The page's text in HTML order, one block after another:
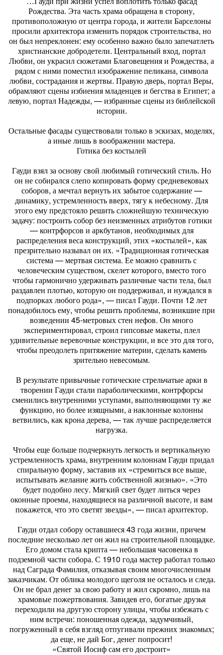
Рождества. Эта часть храма обращена в сторону,
противоположную от центра города, и жители Барселоны
просили архитектора изменить порядок строительства, но
он был непреклонен: ему особенно важно было запечатлеть
христианские добродетели. Центральный вход, портал
Любви, он украсил сюжетами Благовещения и Рождества, а
рядом с ними поместил изображение пеликана, символа
любви, сострадания и жертвы. Правую дверь, портал Веры,
обрамляют сцены избиения младенцев и бегства в Египет; а
левую, портал Надежды, — избранные сцены из библейской
истории.
Остальные фасады существовали только в эскизах, моделях,
а иные лишь в воображении мастера.
Готика без костылей
Гауди взял за основу свой любимый готический стиль. Но
он не собирался слепо копировать форму средневековых
соборов, а мечтал вернуть их забытое содержание —
динамику, устремленность вверх, тягу к небесному. Для
этого ему предстояло решить сложнейшую техническую
задачу: построить собор без неизменных атрибутов готики
— контрфорсов и аркбутанов, необходимых для
распределения веса конструкций, этих «костылей», как
презрительно называл он их. «Традиционная готическая
система — мертвая система. Ее можно сравнить с
человеческим существом, скелет которого, вместо того
чтобы гармонично удерживать различные части тела, был
раздавлен плотью, которую он поддерживал, и нуждался в
подпорках любого рода», — писал Гауди. Почти 12 лет
понадобилось ему, чтобы решить проблемы, возникшие при
возведении 45-метровых стен нефов. Он много
экспериментировал, строил гипсовые макеты, плел
удивительные веревочные конструкции, и все это для того,
чтобы преодолеть притяжение материи, сделать камень
зрительно невесомым.
В результате привычные готические стрельчатые арки в
творении Гауди стали параболическими, контрфорсы
сменились внутренними уступами, выполняющими ту же
функцию, но более изящными, а наклонные колонны
ветвились, как крона дерева, — так лучше распределяется
нагрузка.
Чтобы еще больше подчеркнуть легкость и вертикальную
устремленность храма, внутренним колоннам Гауди придал
спиральную форму, заставив их «стремиться все выше,
испытывать желание жить собственной жизнью». «Это
будет подобно лесу. Мягкий свет будет литься через
оконные проемы, находящиеся на различной высоте, и вам
покажется, что это светят звезды», — писал архитектор.
Гауди отдал собору оставшиеся 43 года жизни, причем
последние несколько лет он жил на строительной площадке.
Его домом стала крипта — небольшая часовенка в
подземной части собора. С 1910 года мастер работал только
над Саграда Фамилия, отказывая своим многочисленным
заказчикам. От облика молодого щеголя не осталось и следа.
Он не брал денег за свою работу и жил скромно, лишь на
храмовые пожертвования. Завидев его, богатые друзья
переходили на другую сторону улицы, чтобы избежать с
ним встречи: поношенная одежда, задумчивый,
погруженный в себя взгляд отпугивали прежних знакомых;
да еще, не дай Бог, денег попросит!
«Святой Иосиф сам его достроит»